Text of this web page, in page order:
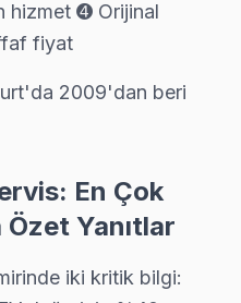
→
için Tefal TV fiyat teklifi
→
dahil tüm hizmet alanımızda
hizmet ➍ Orijinal
fiyat
2009'dan beri
En Çok
Yanıtlar
iki kritik bilgi: